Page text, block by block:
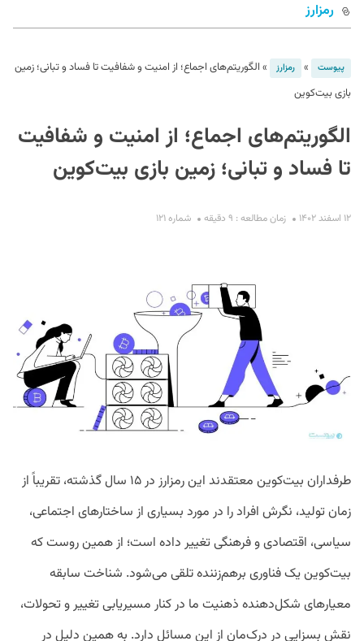
رمزارز
پیوست » رمزارز » الگوریتم‌های اجماع؛ از امنیت و شفافیت تا فساد و تبانی؛ زمین
بازی بیت‌کوین
الگوریتم‌های اجماع؛ از امنیت و شفافیت
تا فساد و تبانی؛ زمین بازی بیت‌کوین
۱۲ اسفند ۱۴۰۲ زمان مطالعه : ۹ دقیقه شماره ۱۲۱
طرفداران بیت‌کوین معتقدند این رمزارز در ۱۵ سال گذشته، تقریباً از
زمان تولید، نگرش افراد را در مورد بسیاری از ساختارهای اجتماعی،
سیاسی، اقتصادی و فرهنگی تغییر داده است؛ از همین روست که
بیت‌کوین یک فناوری برهم‌زننده تلقی می‌شود. شناخت سابقه
معیارهای شکل‌دهنده ذهنیت ما در کنار مسیریابی تغییر و تحولات،
نقش بسزایی در درک‌مان از این مسائل دارد. به همین دلیل در